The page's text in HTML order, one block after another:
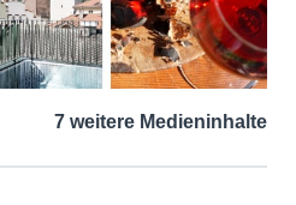
7 weitere Medieninhalte